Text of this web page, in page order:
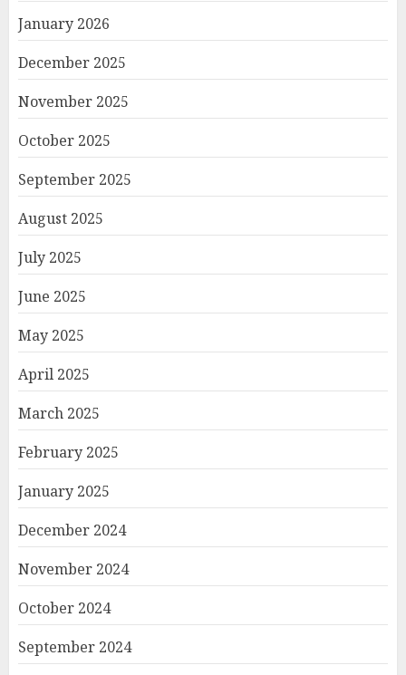
January 2026
December 2025
November 2025
October 2025
September 2025
August 2025
July 2025
June 2025
May 2025
April 2025
March 2025
February 2025
January 2025
December 2024
November 2024
October 2024
September 2024